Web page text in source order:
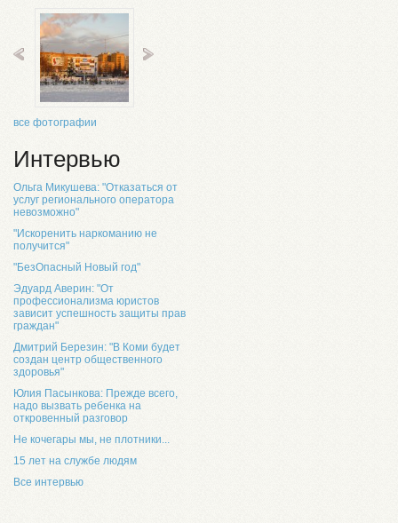
все фотографии
Интервью
Ольга Микушева: "Отказаться от
услуг регионального оператора
невозможно"
"Искоренить наркоманию не
получится"
"БезОпасный Новый год"
Эдуард Аверин: "От
профессионализма юристов
зависит успешность защиты прав
граждан"
Дмитрий Березин: "В Коми будет
создан центр общественного
здоровья"
Юлия Пасынкова: Прежде всего,
надо вызвать ребенка на
откровенный разговор
Не кочегары мы, не плотники...
15 лет на службе людям
Все интервью